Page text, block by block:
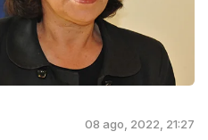
08 ago, 2022, 21:27